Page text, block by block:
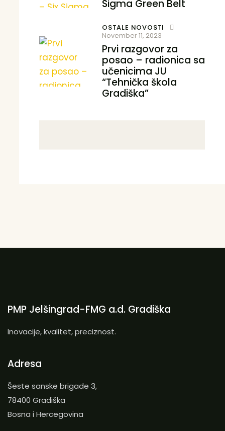
Sigma Green Belt
OSTALE NOVOSTI
November 11, 2023
Prvi razgovor za
posao – radionica sa
učenicima JU
“Tehnička škola
Gradiška”
PMP Jelšingrad-FMG a.d. Gradiška
Inovacije, kvalitet, preciznost.
Adresa
Šeste sanske brigade 3,
78400 Gradiška
Bosna i Hercegovina